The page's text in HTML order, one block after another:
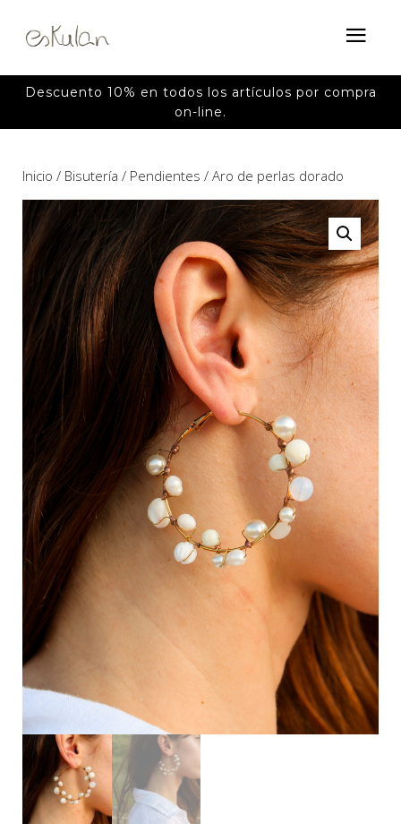
Descuento 10% en todos los artículos por compra
on-line.
Inicio / Bisutería / Pendientes / Aro de perlas dorado